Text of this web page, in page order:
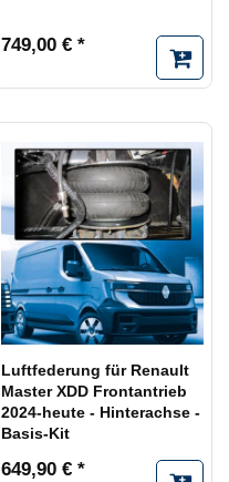
749,00 € *
Luftfederung für Renault
Master XDD Frontantrieb
2024-heute - Hinterachse -
Basis-Kit
649,90 € *